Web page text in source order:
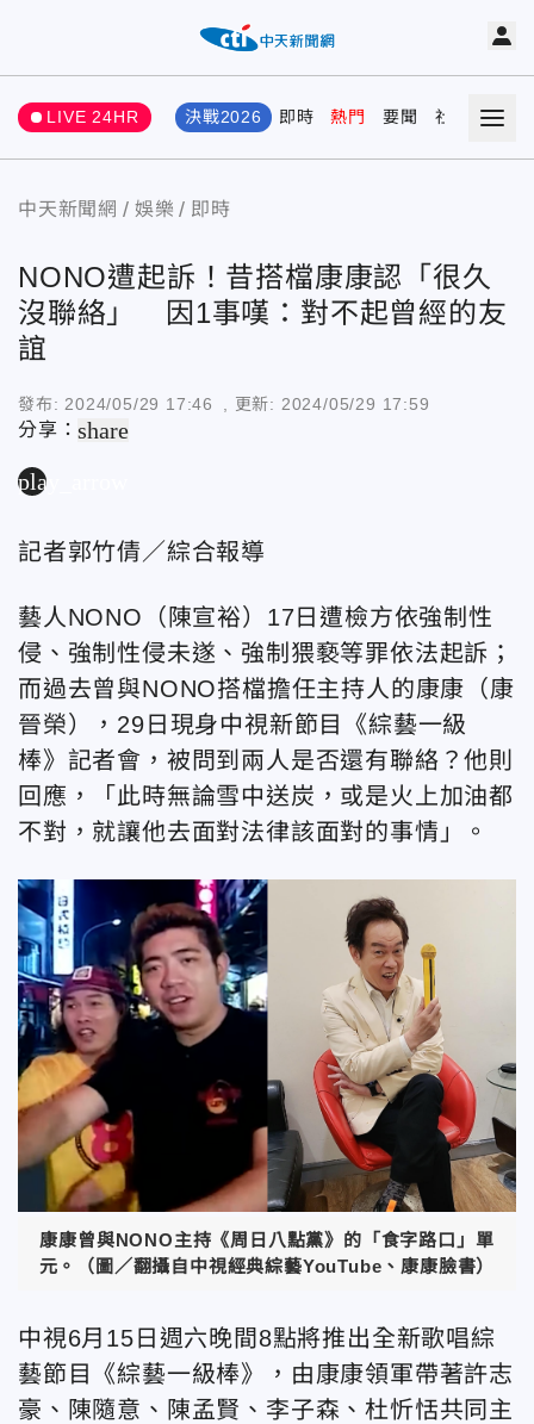
LIVE 24HR 決戰2026 即時 熱門 要聞 社會 娛樂
中天新聞網 娛樂 即時
NONO遭起訴！昔搭檔康康認「很久
沒聯絡」 因1事嘆：對不起曾經的友
誼
發布: 2024/05/29 17:46 , 更新: 2024/05/29 17:59
分享：share
play_arrow
記者郭竹倩／綜合報導
藝人NONO（陳宣裕）17日遭檢方依強制性
侵、強制性侵未遂、強制猥褻等罪依法起訴；
而過去曾與NONO搭檔擔任主持人的康康（康
晉榮），29日現身中視新節目《綜藝一級
棒》記者會，被問到兩人是否還有聯絡？他則
回應，「此時無論雪中送炭，或是火上加油都
不對，就讓他去面對法律該面對的事情」。
康康曾與NONO主持《周日八點黨》的「食字路口」單
元。（圖／翻攝自中視經典綜藝YouTube、康康臉書）
中視6月15日週六晚間8點將推出全新歌唱綜
藝節目《綜藝一級棒》，由康康領軍帶著許志
豪、陳隨意、陳孟賢、李子森、杜忻恬共同主